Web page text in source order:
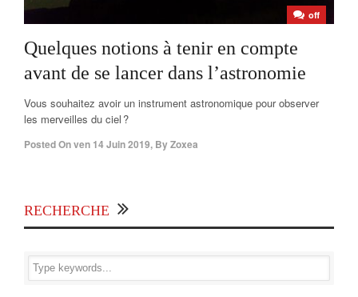
off
Quelques notions à tenir en compte
avant de se lancer dans l’astronomie
Vous souhaitez avoir un instrument astronomique pour observer
les merveilles du ciel ?
Posted Onven 14 Juin 2019, ByZoxea
RECHERCHE